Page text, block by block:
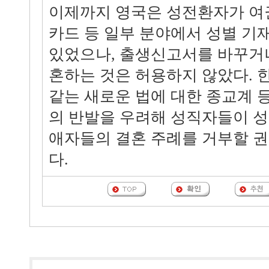
이제까지 영국은 성전환자가
카드 등 일부 분야에서 성별 기
있었으나, 출생신고서를 바꾸
혼하는 것은 허용하지 않았다.
같는 새로운 법에 대한 종교계
의 반발을 우려해 성직자들이
애자들의 결혼 주례를 거부할
다.